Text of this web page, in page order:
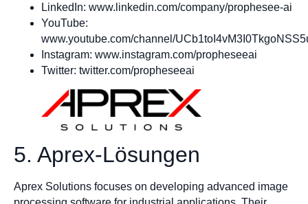
LinkedIn: www.linkedin.com/company/prophesee-ai
YouTube:
www.youtube.com/channel/
Instagram: www.instagram.com/propheseeai
Twitter: twitter.com/propheseeai
5. Aprex-Lösungen
Aprex Solutions focuses on developing advanced image